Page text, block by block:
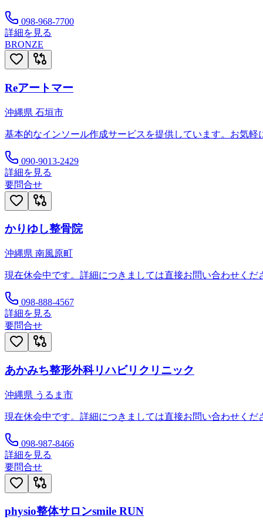
098-968-7700
詳細を見る
BRONZE
Reアートマー
沖縄県 石垣市
基本的なインソール作成サービスを提供しています。お気軽
090-9013-2429
詳細を見る
要問合せ
かりゆし整骨院
沖縄県 南風原町
現在休会中です。詳細につきましては直接お問い合わせくだ
098-888-4567
詳細を見る
要問合せ
あかみち整形外科リハビリクリニック
沖縄県 うるま市
現在休会中です。詳細につきましては直接お問い合わせくだ
098-987-8466
詳細を見る
要問合せ
physio整体サロンsmile RUN